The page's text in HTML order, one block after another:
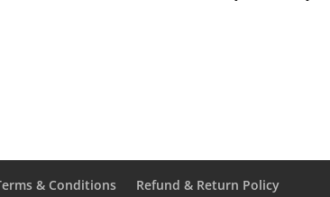
& Conditions Refund & Return Policy